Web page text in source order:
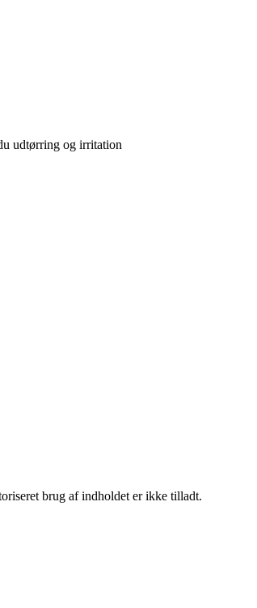
udtørring og irritation
brug af indholdet er ikke tilladt.